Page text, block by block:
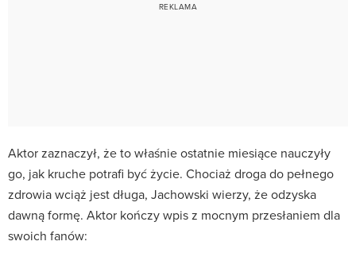
Aktor zaznaczył, że to właśnie ostatnie miesiące nauczyły
go, jak kruche potrafi być życie. Chociaż droga do pełnego
zdrowia wciąż jest długa, Jachowski wierzy, że odzyska
dawną formę. Aktor kończy wpis z mocnym przesłaniem dla
swoich fanów: